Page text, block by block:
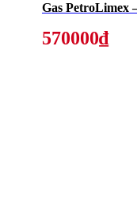
Gas PetroLimex
570000₫